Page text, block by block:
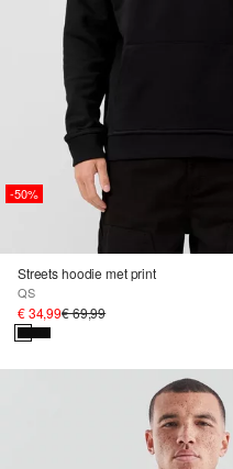
-50%
Streets hoodie met print
QS
€ 34,99€ 69,99